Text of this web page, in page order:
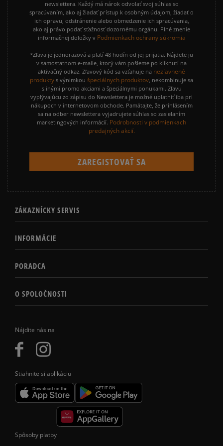
Nájdite nás na
Stiahnite si aplikáciu
newslettera. Každý má nárok odvolať svoj súhlas so
spracúvaním, ako aj žiadať prístup k osobným údajom, žiadať o
ich opravu, odstránenie alebo obmedzenie ich spracúvania,
ako aj právo podať sťažnosť dozornému orgánu. Plné znenie
informačnej doložky v Podmienkach ochrany súkromia
*Zľava je jednorazová a platí 48 hodín od jej prijatia. Nájdete ju
v samostatnom e-maile, ktorý vám pošleme po kliknutí na
aktivačný odkaz. Zľavový kód sa vzťahuje na nezľavnené
produkty s výnimkou špeciálnych produktov, nekombinuje sa
s inými promo akciami a špeciálnymi ponukami. Zľavu
vyplývajúcu zo zápisu do Newslettera je možné uplatniť iba pri
nákupoch v internetovom obchode. Pamätajte, že prihlásením
sa na odber newslettera vyjadrujete súhlas so zasielaním
marketingových informácií. Podrobnosti v podmienkach
predajných akcií.
ZÁKAZNÍCKY SERVIS
INFORMÁCIE
PORADCA
O SPOLOČNOSTI
Spôsoby platby